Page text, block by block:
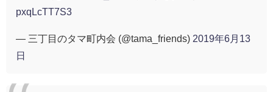
pxqLcTT7S3
— 三丁目のタマ町内会 (@tama_friends) 2019年6月13
日